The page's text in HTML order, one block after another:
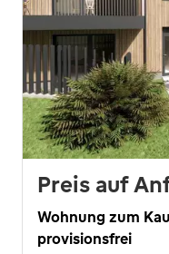
Preis auf
Wohnung zum
provisionsfrei